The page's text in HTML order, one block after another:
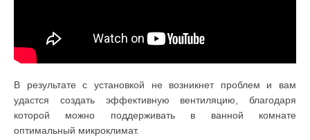
В результате с установкой не возникнет проблем и вам
удастся создать эффективную вентиляцию, благодаря
которой можно поддерживать в ванной комнате
оптимальный микроклимат.